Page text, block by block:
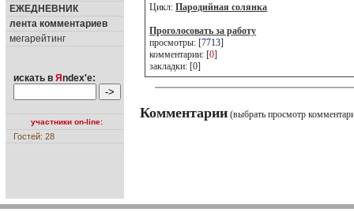
ЕЖЕДНЕВНИК
лента комментариев
мегарейтинг
искать в Я ndex'е:
участники on-line:
Гостей: 28
Цикл:Пародийная солянка
Проголосовать за работу
просмотры: [7713]
комментарии: [0]
закладки: [0]
Комментарии (выбрать просмотр